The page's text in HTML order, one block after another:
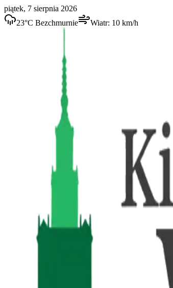
piątek, 7 sierpnia 2026
23°C Bezchmurnie Wiatr: 10 km/h